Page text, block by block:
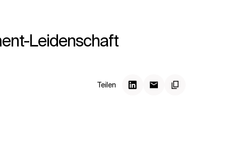
Leidenschaft
Teilen